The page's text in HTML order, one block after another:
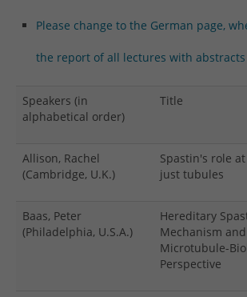
Please change to the German page,
the report of all lectures with abstracts
Speakers (in
alphabetical order)
Title
Allison, Rachel
(Cambridge, U.K.)
Spastin's role
just tubules
Baas, Peter
(Philadelphia, U.S.A.)
Hereditary
Mechanism
Microtubule-
Perspective